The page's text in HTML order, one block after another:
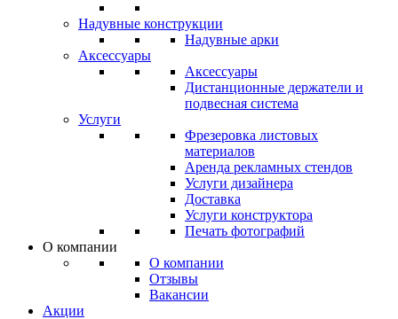
Надувные конструкции
Надувные арки
Аксессуары
Аксессуары
Дистанционные держатели и
подвесная система
Услуги
Фрезеровка листовых
материалов
Аренда рекламных стендов
Услуги дизайнера
Доставка
Услуги конструктора
Печать фотографий
О компании
О компании
Отзывы
Вакансии
Акции